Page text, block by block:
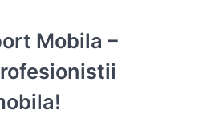
Mobila –